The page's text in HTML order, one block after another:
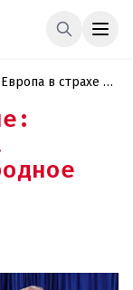
в страхе за